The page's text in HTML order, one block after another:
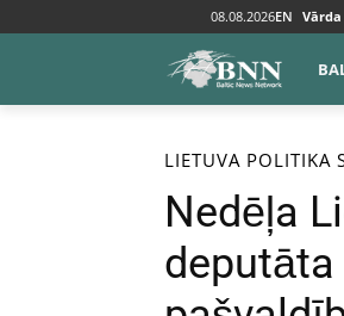
08.08.2026EN
Sākums Baltija Lietuva
LIETUVA POLITIKA
Nedēļa